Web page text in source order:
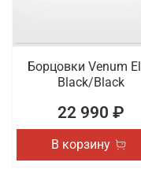
Борцовки Venum
Black/Black
22 990 ₽
В корзину